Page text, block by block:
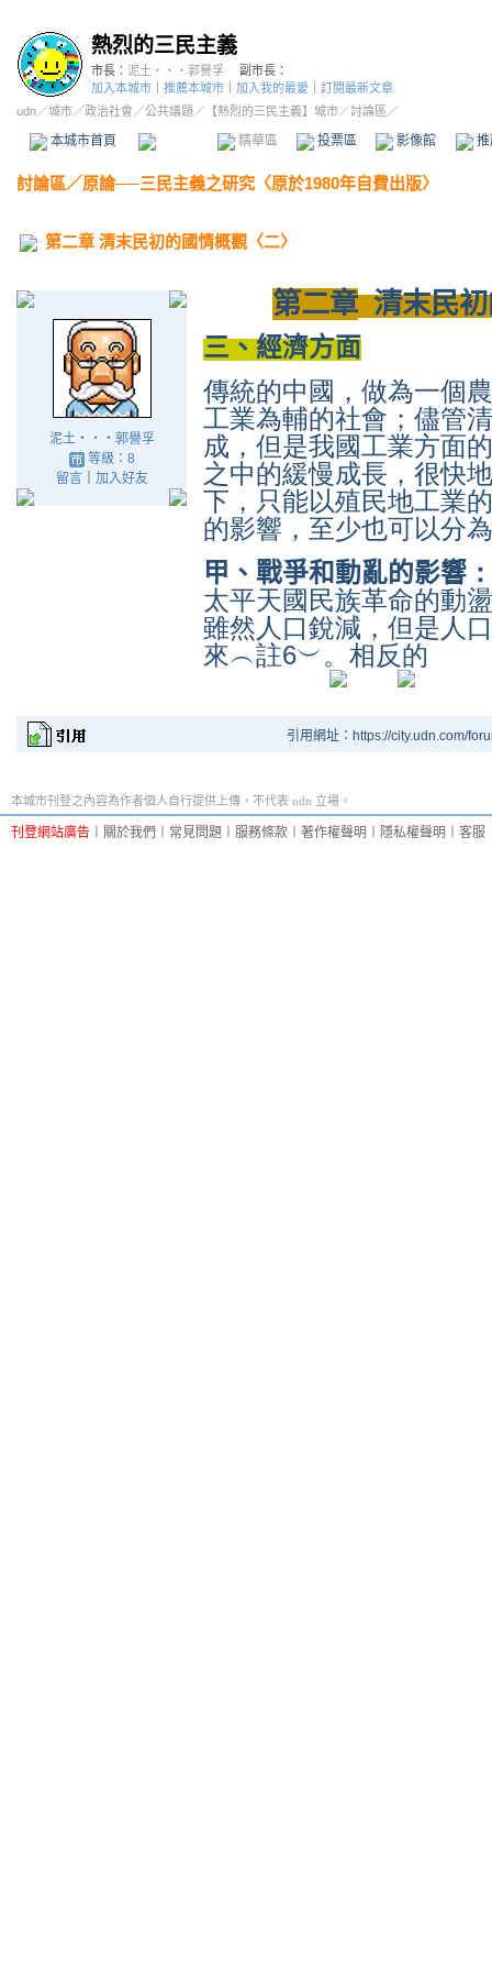
熱烈的三民主義
市長： 泥土‧‧‧郭譽孚
副市長：
加入本城市
推薦本城市 加入我的最愛
訂閱最新文章
udn／城市／政治社會 ／公共議題 ／ 【熱烈的三民主義】城市／討論區／
本城市首頁 精華區 投票區 影像館
討論區／原論──三民主義之研究〈原於1980年自費出版〉
第二章 清末民初的國情概觀〈二〉
泥土‧‧‧郭譽孚
等級：8
留言｜ 加入好友
第二章 清末民
三、經濟方面
傳統的中國，做為一個
工業為輔的社會；儘管
成，但是我國工業方面
之中的緩慢成長，很快
下，只能以殖民地工業
的影響，至少也可以分
甲、戰爭和動亂的影響 ：
太平天國民族革命的動
雖然人口銳減，但是人
來︵註6︶。相反的
引用網址：https://city.udn.com/
本城市刊登之內容為作者個人自行提供上傳，不代表 udn 立場。
刊登網站廣告 關於我們 常見問題 服務條款 著作權聲明 隱私權聲明 客服